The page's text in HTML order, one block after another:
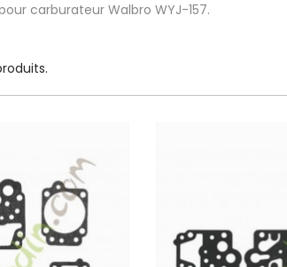
carburateur Walbro WYJ-157.